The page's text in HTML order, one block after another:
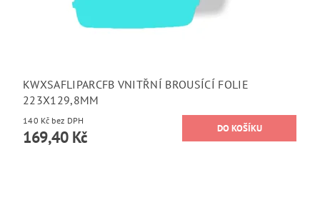
KWXSAFLIPARCFB VNITŘNÍ BROUSÍCÍ FOLIE
223X129,8MM
140 Kč bez DPH
169,40 Kč